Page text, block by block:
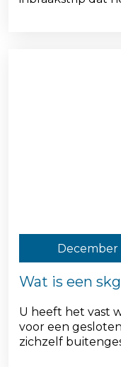
December
Wat is een
U heeft het vast
voor een
zichzelf